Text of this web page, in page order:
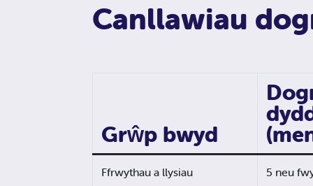
Canllawiau
Grŵp bwyd
Ffrwythau a llysiau 5 neu